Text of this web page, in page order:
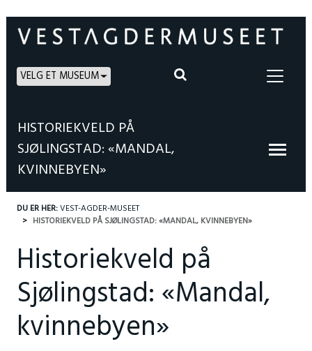
VELG ET MUSEUM
HISTORIEKVELD PÅ
SJØLINGSTAD: «MANDAL,
KVINNEBYEN»
DU ER HER:VEST-AGDER-MUSEET
HISTORIEKVELD PÅ SJØLINGSTAD: «MANDAL, KVINNEBYEN»
Historiekveld på
Sjølingstad: «Mandal,
kvinnebyen»